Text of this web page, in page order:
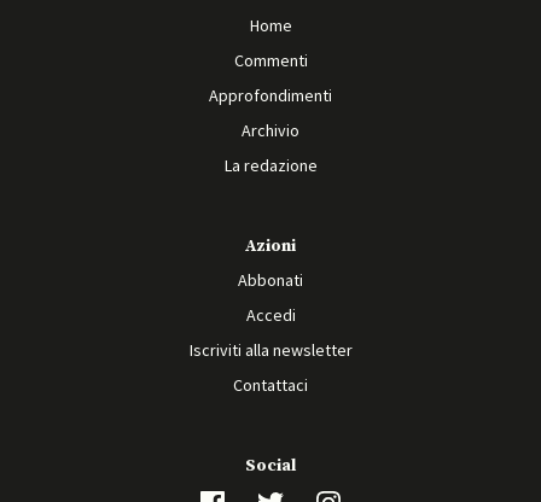
Home
Commenti
Approfondimenti
Archivio
La redazione
Azioni
Abbonati
Accedi
Iscriviti alla newsletter
Contattaci
Social